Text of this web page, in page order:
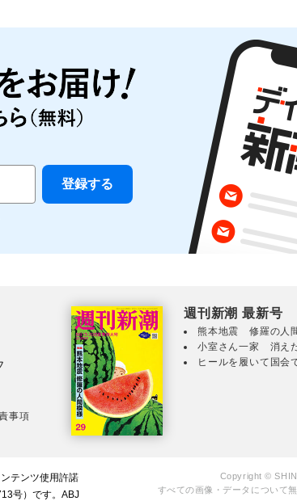
事項
週刊新潮 最新号
熊本地震 修羅の人
小室さん一家 消え
ヒールを履いて国
テンツ使用許諾
号）です。ABJ
Copyright ©
すべての画像・データについて